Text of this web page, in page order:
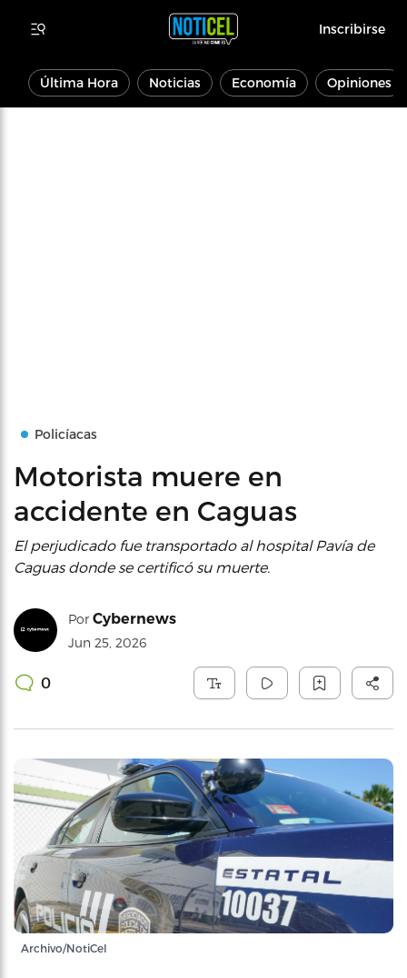
Inscribirse
Última Hora Noticias Economía Opiniones
Policíacas
Motorista muere en
accidente en Caguas
El perjudicado fue transportado al hospital Pavía de
Caguas donde se certificó su muerte.
Por Cybernews
Jun 25, 2026
0
Archivo/NotiCel